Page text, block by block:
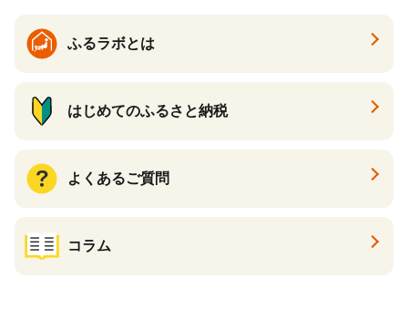
ふるラボとは
はじめてのふるさと納税
よくあるご質問
コラム